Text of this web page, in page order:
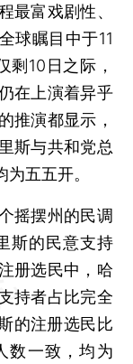
富戏剧性、
球瞩目中于11
剩10日之际，
在上演着异乎
推演都显示，
斯与共和党总
五五开。
摇摆州的民调
斯的民意支持
册选民中，哈
持者占比完全
的注册选民比
数一致，均为